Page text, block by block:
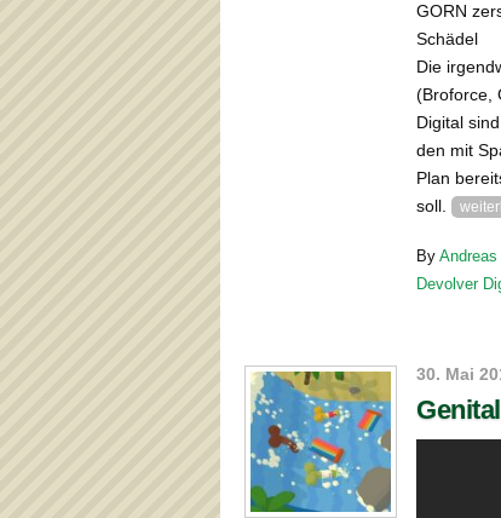
GORN
Schädel
Die
(Broforce,
Digital
den mit
Plan
soll.
By Andreas
Devolver
30. Mai